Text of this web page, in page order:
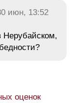
июн, 13:52
Нерубайском,
оценок